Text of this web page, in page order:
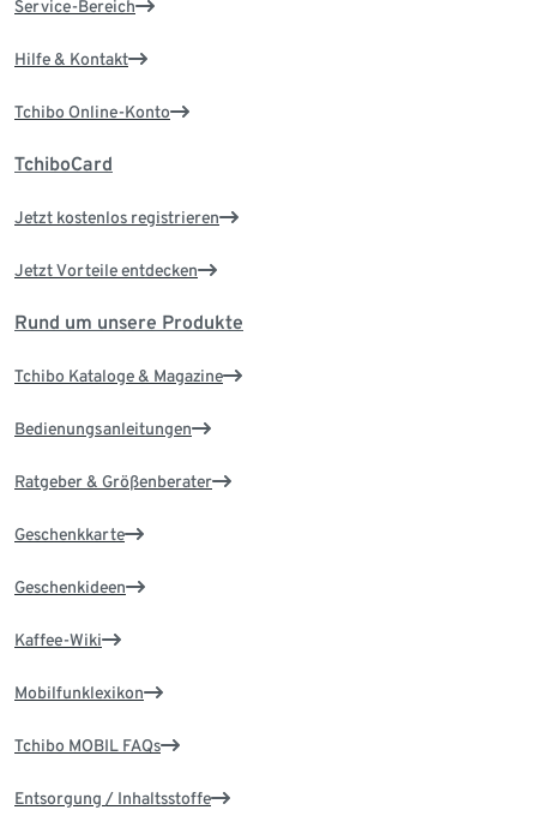
Service-Bereich
Hilfe & Kontakt
Tchibo Online-Konto
TchiboCard
Jetzt kostenlos registrieren
Jetzt Vorteile entdecken
Rund um unsere Produkte
Tchibo Kataloge & Magazine
Bedienungsanleitungen
Ratgeber & Größenberater
Geschenkkarte
Geschenkideen
Kaffee-Wiki
Mobilfunklexikon
Tchibo MOBIL FAQs
Entsorgung / Inhaltsstoffe